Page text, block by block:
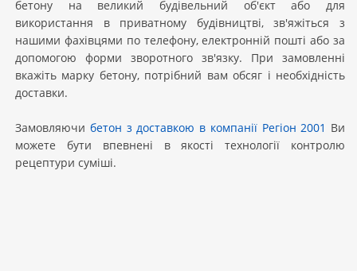
бетону на великий будівельний об'єкт або для
використання в приватному будівництві, зв'яжіться з
нашими фахівцями по телефону, електронній пошті або за
допомогою форми зворотного зв'язку. При замовленні
вкажіть марку бетону, потрібний вам обсяг і необхідність
доставки.
Замовляючи бетон з доставкою в компанії Регіон 2001 Ви
можете бути впевнені в якості технології контролю
рецептури суміші.